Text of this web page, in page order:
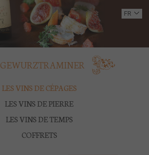
ACCUEIL
DOMAINE
BOUTIQUE
FR
GEWURZTRAMINER
LES VINS DE CÉPAGES
LES VINS DE PIERRE
LES VINS DE TEMPS
COFFRETS